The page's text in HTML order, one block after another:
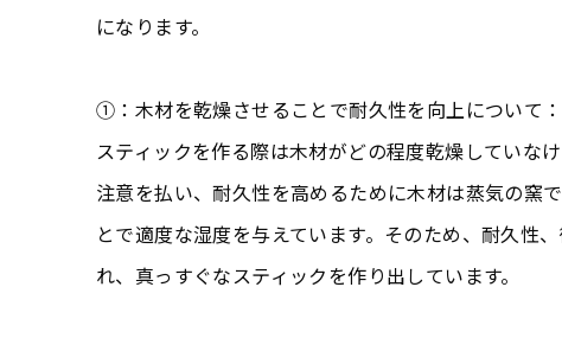
になります。
①：木材を乾燥させることで耐久性を向上について：
スティックを作る際は木材がどの程度乾燥していな
注意を払い、耐久性を高めるために木材は蒸気の窯
とで適度な湿度を与えています。そのため、耐久性
れ、真っすぐなスティックを作り出しています。